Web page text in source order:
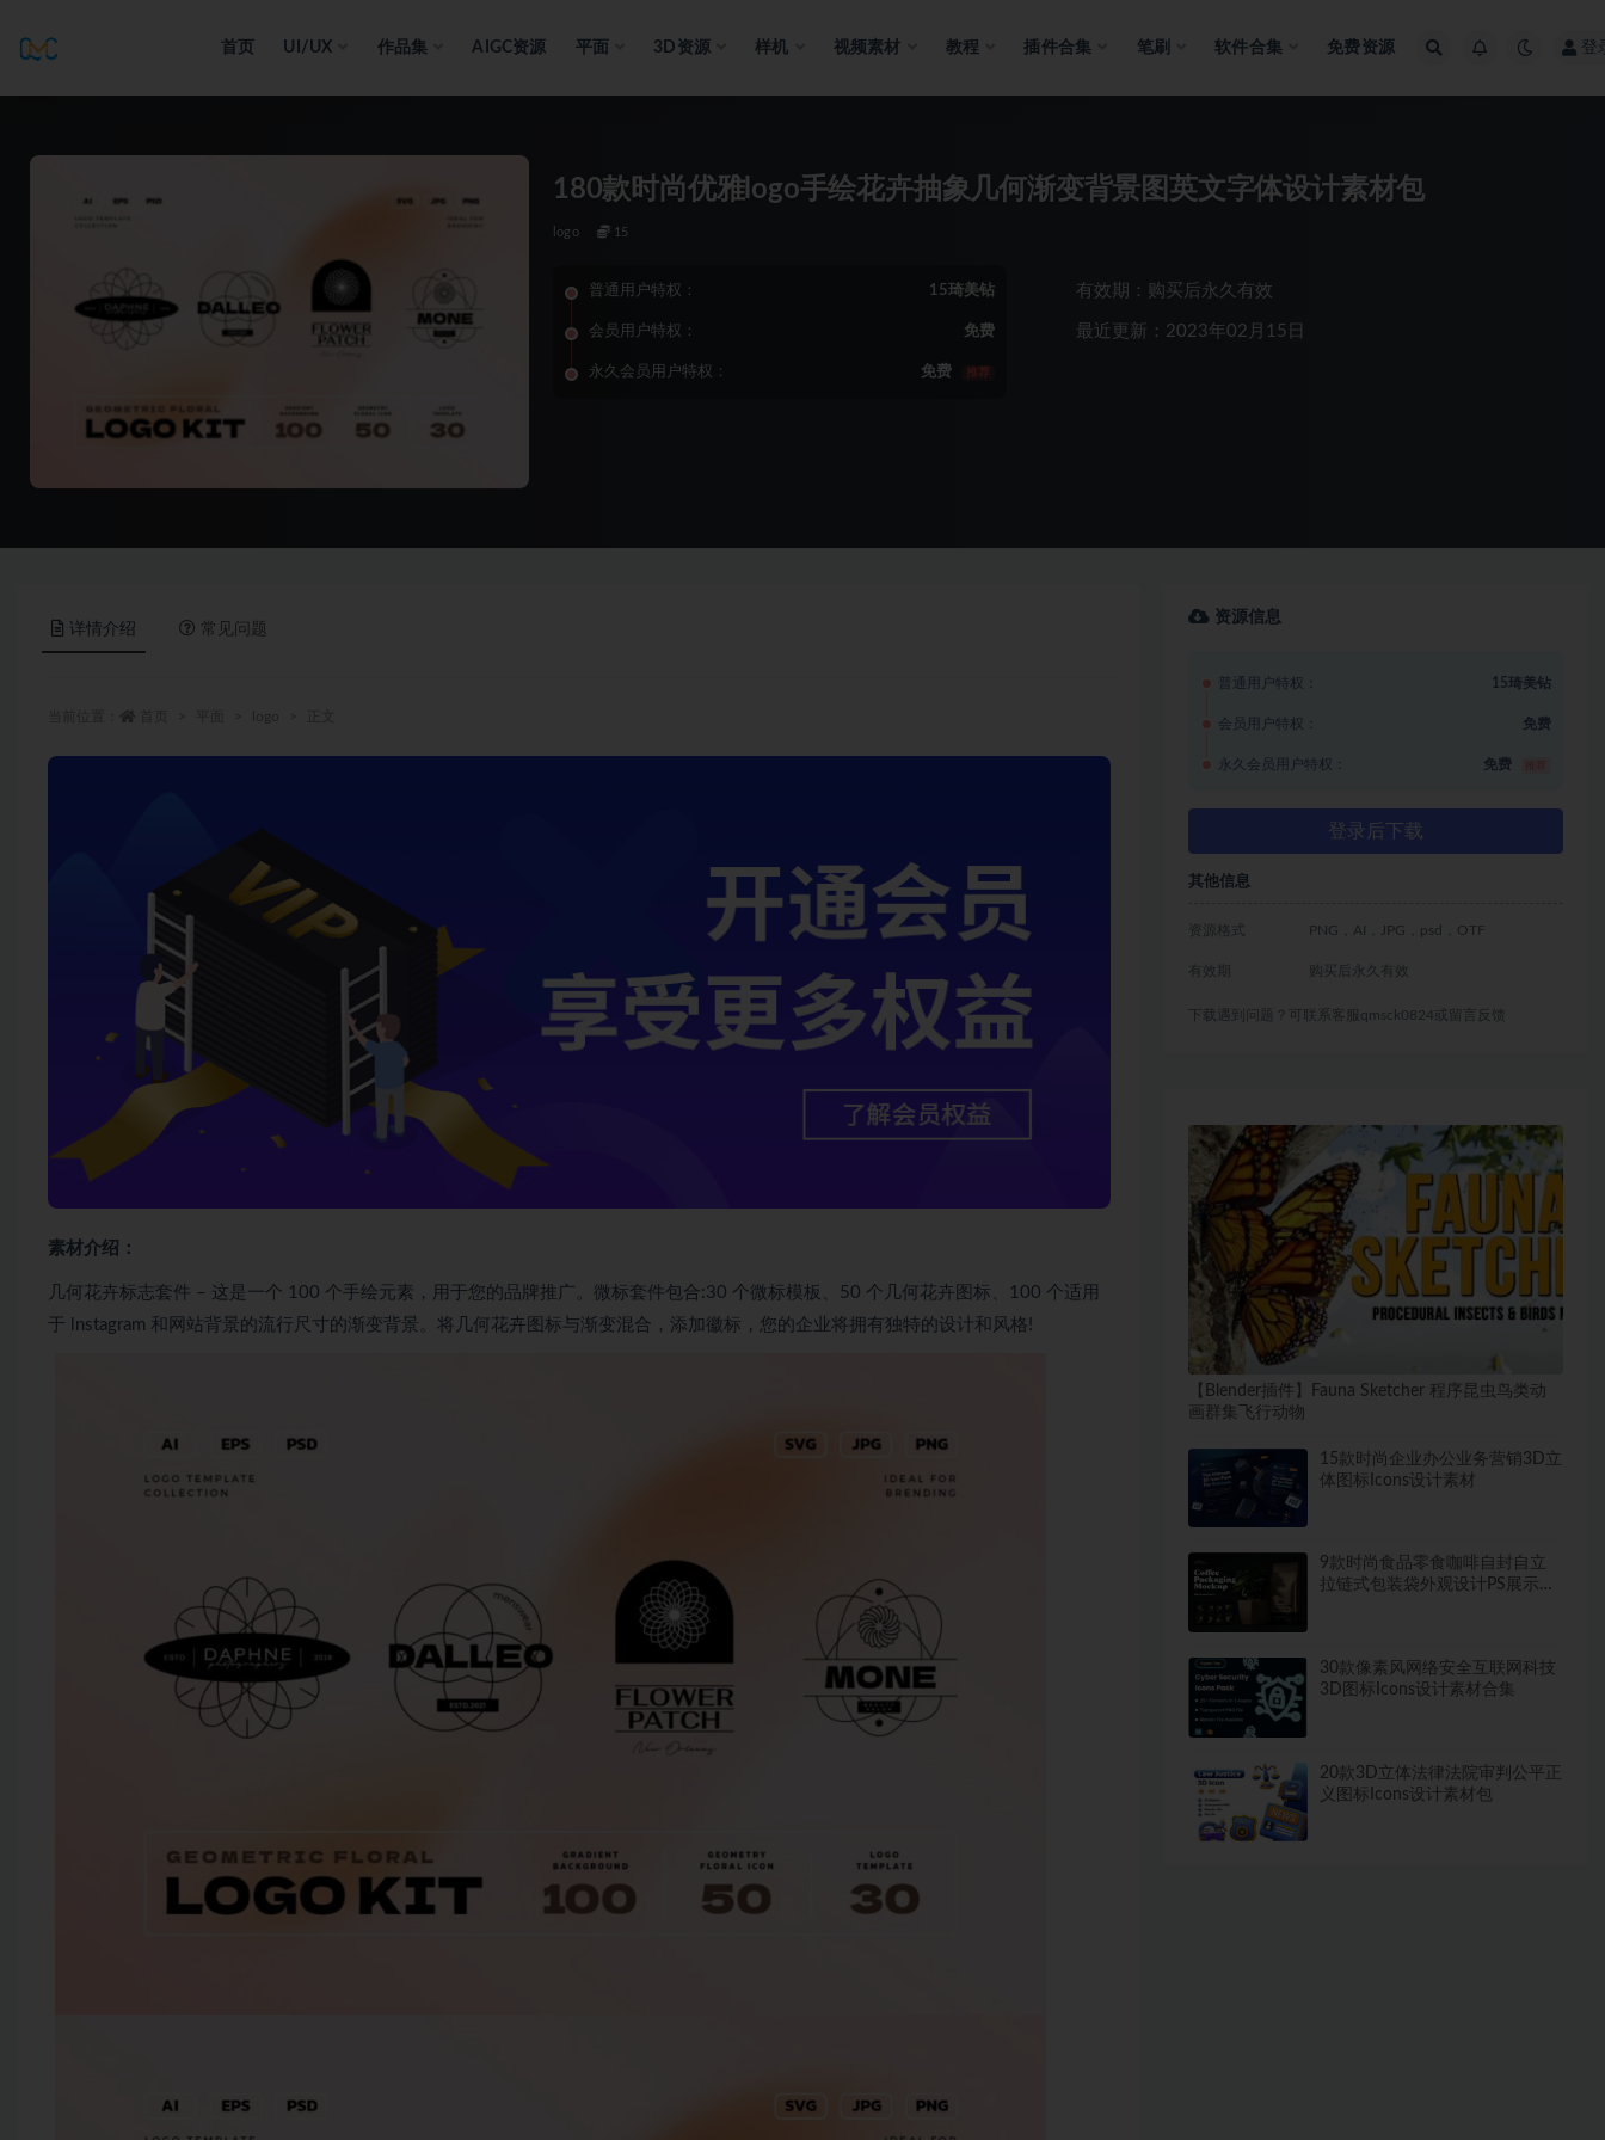
首页 UI/UX 作品集 AIGC资源 平面 3D资源 样机 视频素材 教程 插件合集 笔刷 软件合集 免费资源 登
180款时尚优雅logo手绘花卉抽象几何渐变背景图英文字体设计素材包
logo 15
普通用户特权： 15琦美钻
会员用户特权： 免费
永久会员用户特权： 免费 推荐
有效期：购买后永久有效
最近更新：2023年02月15日
详情介绍 常见问题
素材介绍：
几何花卉标志套件 – 这是一个 100 个手绘元素，用于您的品牌推广。微标套件包合:30 个微标模板、50 个几何花卉图标、100 个适用
于 lnstagram 和网站背景的流行尺寸的渐变背景。将几何花卉图标与渐变混合，添加徽标，您的企业将拥有独特的设计和风格!
资源信息
普通用户特权： 15琦美钻
会员用户特权： 免费
永久会员用户特权： 免费
登录后下载
其他信息
资源格式 PNG，AI，JPG，psd，OTF
有效期 购买后永久有效
下载遇到问题？可联系客服qmsck0824或留言反馈
【Blender插件】Fauna Sketcher 程序昆虫鸟类动
画群集飞行动物
15款时尚企业办公业务营销3D立
体图标Icons设计素材
9款时尚食品零食咖啡自封自立
拉链式包装袋外观设计PS展示贴
30款像素风网络安全互联网科技
3D图标Icons设计素材合集
20款3D立体法律法院审判公平正
义图标Icons设计素材包